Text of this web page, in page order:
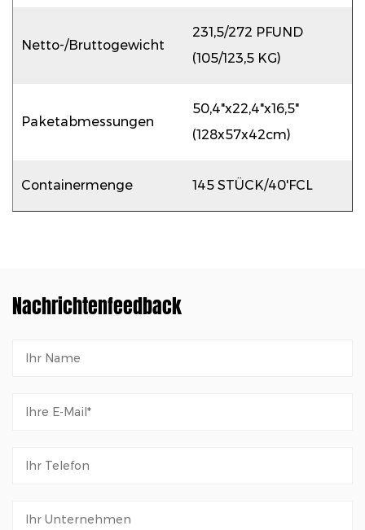
Netto-/Bruttogewicht
231,5/272 PFUND
(105/123,5 KG)
Paketabmessungen
50,4"x22,4"x16,5"
(128x57x42cm)
Containermenge 145 STÜCK/40'FCL
Nachrichtenfeedback